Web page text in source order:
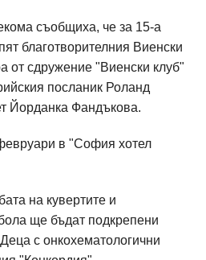
съобщиха, че за 15-а
благотворителния Виенски
от сдружение "Виенски клуб"
посланик Роланд
Йорданка Фандъкова.
в "София хотел
на кувертите и
ще бъдат подкрепени
с онкохематологични